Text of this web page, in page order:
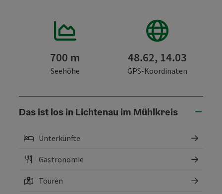
700 m
Seehöhe
48.62, 14.03
GPS-Koordinaten
Das ist los in Lichtenau im Mühlkreis
Unterkünfte
Gastronomie
Touren